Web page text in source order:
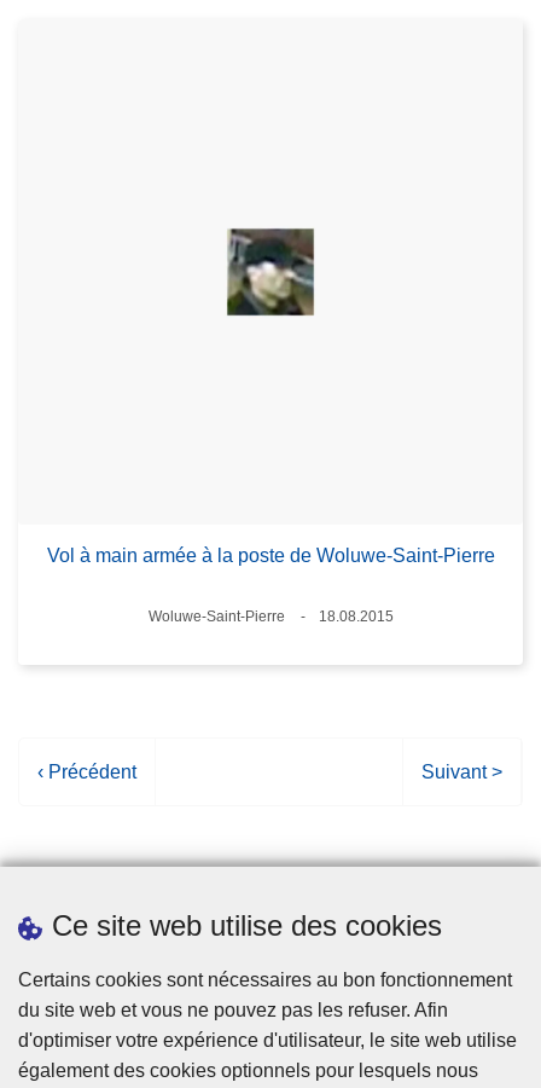
Ce site web utilise des cookies
Certains cookies sont nécessaires au bon fonctionnement
du site web et vous ne pouvez pas les refuser. Afin
d'optimiser votre expérience d'utilisateur, le site web utilise
également des cookies optionnels pour lesquels nous
Vol à main armée à la poste de Woluwe-Saint-Pierre
Lieux
Woluwe-Saint-Pierre
18.08.2015
P
e
r
c
é
d
e
‹ Précédent
P
e
u
v
a
n
t
Suivant >
Statistiques